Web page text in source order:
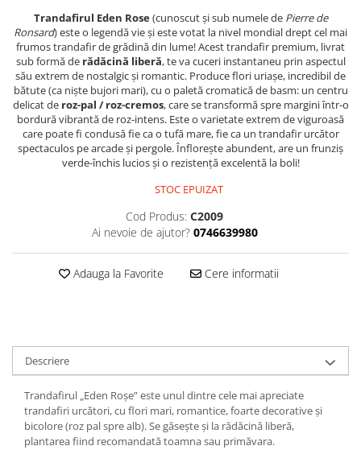
Trandafirul Eden Rose(cunoscut și sub numele de Pierre de
Ronsard) este o legendă vie și este votat la nivel mondial drept cel mai
frumos trandafir de grădină din lume! Acest trandafir premium, livrat
sub formă de rădăcină liberă, te va cuceri instantaneu prin aspectul
său extrem de nostalgic și romantic. Produce flori uriașe, incredibil de
bătute (ca niște bujori mari), cu o paletă cromatică de basm: un centru
delicat de roz-pal / roz-cremos, care se transformă spre margini într-o
bordură vibrantă de roz-intens. Este o varietate extrem de viguroasă
care poate fi condusă fie ca o tufă mare, fie ca un trandafir urcător
spectaculos pe arcade și pergole. Înflorește abundent, are un frunziș
verde-închis lucios și o rezistență excelentă la boli!
STOC EPUIZAT
Cod Produs: C2009
Ai nevoie de ajutor? 0746639980
Adauga la Favorite Cere informatii
Descriere
Trandafirul „Eden Roșe” este unul dintre cele mai apreciate
trandafiri urcători, cu flori mari, romantice, foarte decorative și
bicolore (roz pal spre alb). Se găsește și la rădăcină liberă,
plantarea fiind recomandată toamna sau primăvara.